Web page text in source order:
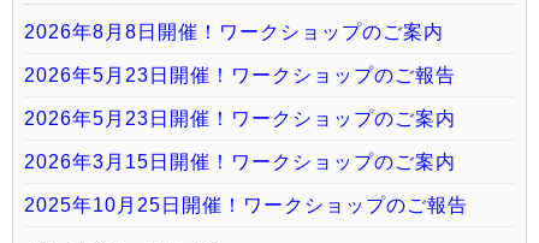
2026年8月8日開催！ワークショップのご案内
2026年5月23日開催！ワークショップのご報告
2026年5月23日開催！ワークショップのご案内
2026年3月15日開催！ワークショップのご案内
2025年10月25日開催！ワークショップのご報告